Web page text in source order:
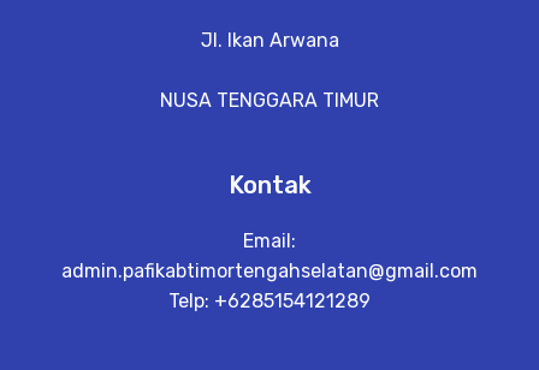
Jl. Ikan Arwana
NUSA TENGGARA TIMUR
Kontak
Email:
admin.pafikabtimortengahselatan@gmail.com
Telp: +6285154121289